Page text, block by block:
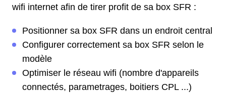
wifi internet afin de tirer profit de sa box SFR :
Positionner sa box SFR dans un endroit central
Configurer correctement sa box SFR selon le
modèle
Optimiser le réseau wifi (nombre d'appareils
connectés, parametrages, boitiers CPL ...)